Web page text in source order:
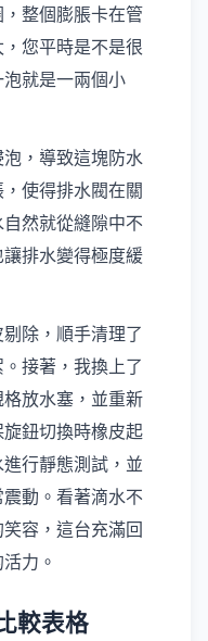
整個膨脹卡在管
您平時是不是很
就是一兩個小
，導致這塊防水
使得排水閥在關
然就從縫隙中不
排水變得極度緩
除，順手清理了
接著，我換上了
放水塞，並重新
鈕切換時橡皮起
行靜態測試，並
動。看著滴水不
容，這台充滿回
力。
較表格